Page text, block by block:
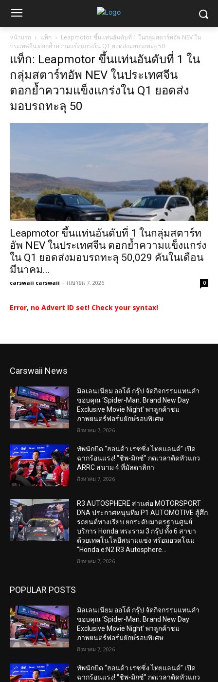
หน้าแรก แท็ก
Leapmotor ขึ้นแท่นอันดับที่ 1 ในกลุ่มสตาร์ทอัพ NEV ใน
ประเทศจีน ตอกย้ำความแข็งแกร่งใน Q1 ยอดส่งมอบรถทะลุ 50
แท็ก: Leapmotor ขึ้นแท่นอันดับที่ 1 ใน
กลุ่มสตาร์ทอัพ NEV ในประเทศจีน
ตอกย้ำความแข็งแกร่งใน Q1 ยอดส่ง
มอบรถทะลุ 50
Leapmotor ขึ้นแท่นอันดับที่ 1 ในกลุ่มสตาร์ท
อัพ NEV ในประเทศจีน ตอกย้ำความแข็งแกร่ง
ใน Q1 ยอดส่งมอบรถทะลุ 50,029 คันในเดือน
มีนาคม...
carswaii carswaii - เมษายน 7, 2026 0
Error, no Advert ID set! Check your syntax!
Carswaii News
มิลเลนเนียม ออโต้ กรุ๊ป จัดกิจกรรมแทนคำ
ขอบคุณ ‘Spider-Man: Brand New Day
Exclusive Movie Night’ พาลูกค้าชม
ภาพยนตร์ฟอร์มยักษ์รอบพิเศษ
สิงหาคม 7, 2026
ทัพนักบิด “ฮอนด้า เรซซิ่ง ไทยแลนด์” เปิด
ฉากร้อนแรง! “ชิพ-มิกซ์” กดเวลาติดหัวแถว
ARRC สนาม 4 ที่มัลดาลิกา
สิงหาคม 7, 2026
R3 AUTOSPHERE สานต่อ MOTORSPORT
DNA ประกาศหนุนทีม P1 AUTOMOTIVE สู้ศึก
รถยนต์ทางเรียบ ยกระดับมาตรฐานศูนย์
บริการ Honda พระราม 3 กรุ๊ป ทั้ง 6 สาขา
ด้วยเทคโนโลยีสนามแข่ง พร้อมอวดโฉม
“Honda e:N2 R3 Autosphere...
สิงหาคม 7, 2026
POPULAR POSTS
มิลเลนเนียม ออโต้ กรุ๊ป จัดกิจกรรมแทนคำ
ขอบคุณ ‘Spider-Man: Brand New Day
Exclusive Movie Night’ พาลูกค้าชม
ภาพยนตร์ฟอร์มยักษ์รอบพิเศษ
สิงหาคม 7, 2026
ทัพนักบิด “ฮอนด้า เรซซิ่ง ไทยแลนด์” เปิด
ฉากร้อนแรง! “ชิพ-มิกซ์” กดเวลาติดหัวแถว